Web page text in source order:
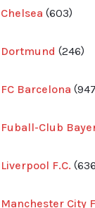
Chelsea 603
Dortmund 246
FC Barcelona 947
Fuball-Club
Liverpool F.C. 636
Manchester City